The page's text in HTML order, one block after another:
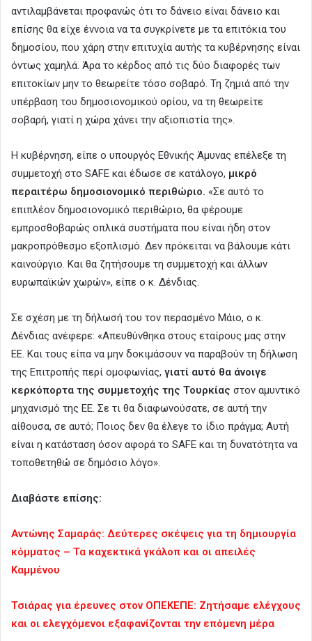
αντιλαμβάνεται προφανώς ότι το δάνειο είναι δάνειο και
επίσης θα είχε έννοια να τα συγκρίνετε με τα επιτόκια του
δημοσίου, που χάρη στην επιτυχία αυτής τα κυβέρνησης είναι
όντως χαμηλά. Άρα το κέρδος από τις δύο διαφορές των
επιτοκίων μην το θεωρείτε τόσο σοβαρό. Τη ζημιά από την
υπέρβαση του δημοσιονομικού ορίου, να τη θεωρείτε
σοβαρή, γιατί η χώρα χάνει την αξιοπιστία της».
Η κυβέρνηση, είπε ο υπουργός Εθνικής Άμυνας επέλεξε τη
συμμετοχή στο SAFE και έδωσε σε κατάλογο, μικρό
περαιτέρω δημοσιονομικό περιθώριο. «Σε αυτό το
επιπλέον δημοσιονομικό περιθώριο, θα φέρουμε
εμπροσθοβαρώς οπλικά συστήματα που είναι ήδη στον
μακροπρόθεσμο εξοπλισμό. Δεν πρόκειται να βάλουμε κάτι
καινούργιο. Και θα ζητήσουμε τη συμμετοχή και άλλων
ευρωπαϊκών χωρών», είπε ο κ. Δένδιας.
Σε σχέση με τη δήλωσή του τον περασμένο Μάιο, ο κ.
Δένδιας ανέφερε: «Απευθύνθηκα στους εταίρους μας στην
ΕΕ. Και τους είπα να μην δοκιμάσουν να παραβούν τη δήλωση
της Επιτροπής περί ομοφωνίας, γιατί αυτό θα άνοιγε
κερκόπορτα της συμμετοχής της Τουρκίας στον αμυντικό
μηχανισμό της ΕΕ. Σε τι θα διαφωνούσατε, σε αυτή την
αίθουσα, σε αυτό; Ποιος δεν θα έλεγε το ίδιο πράγμα; Αυτή
είναι η κατάσταση όσον αφορά τo SAFE και τη δυνατότητα να
τοποθετηθώ σε δημόσιο λόγο».
Διαβάστε επίσης:
Αντώνης Σαμαράς: Δεύτερες σκέψεις για τη δημιουργία
κόμματος – Τα καχεκτικά γκάλοπ και οι απειλές
Καμμένου
Τσιάρας για έρευνες στον ΟΠΕΚΕΠΕ: Ζητήσαμε ελέγχους
και οι ελεγχόμενοι εξαφανίζονται την επόμενη μέρα